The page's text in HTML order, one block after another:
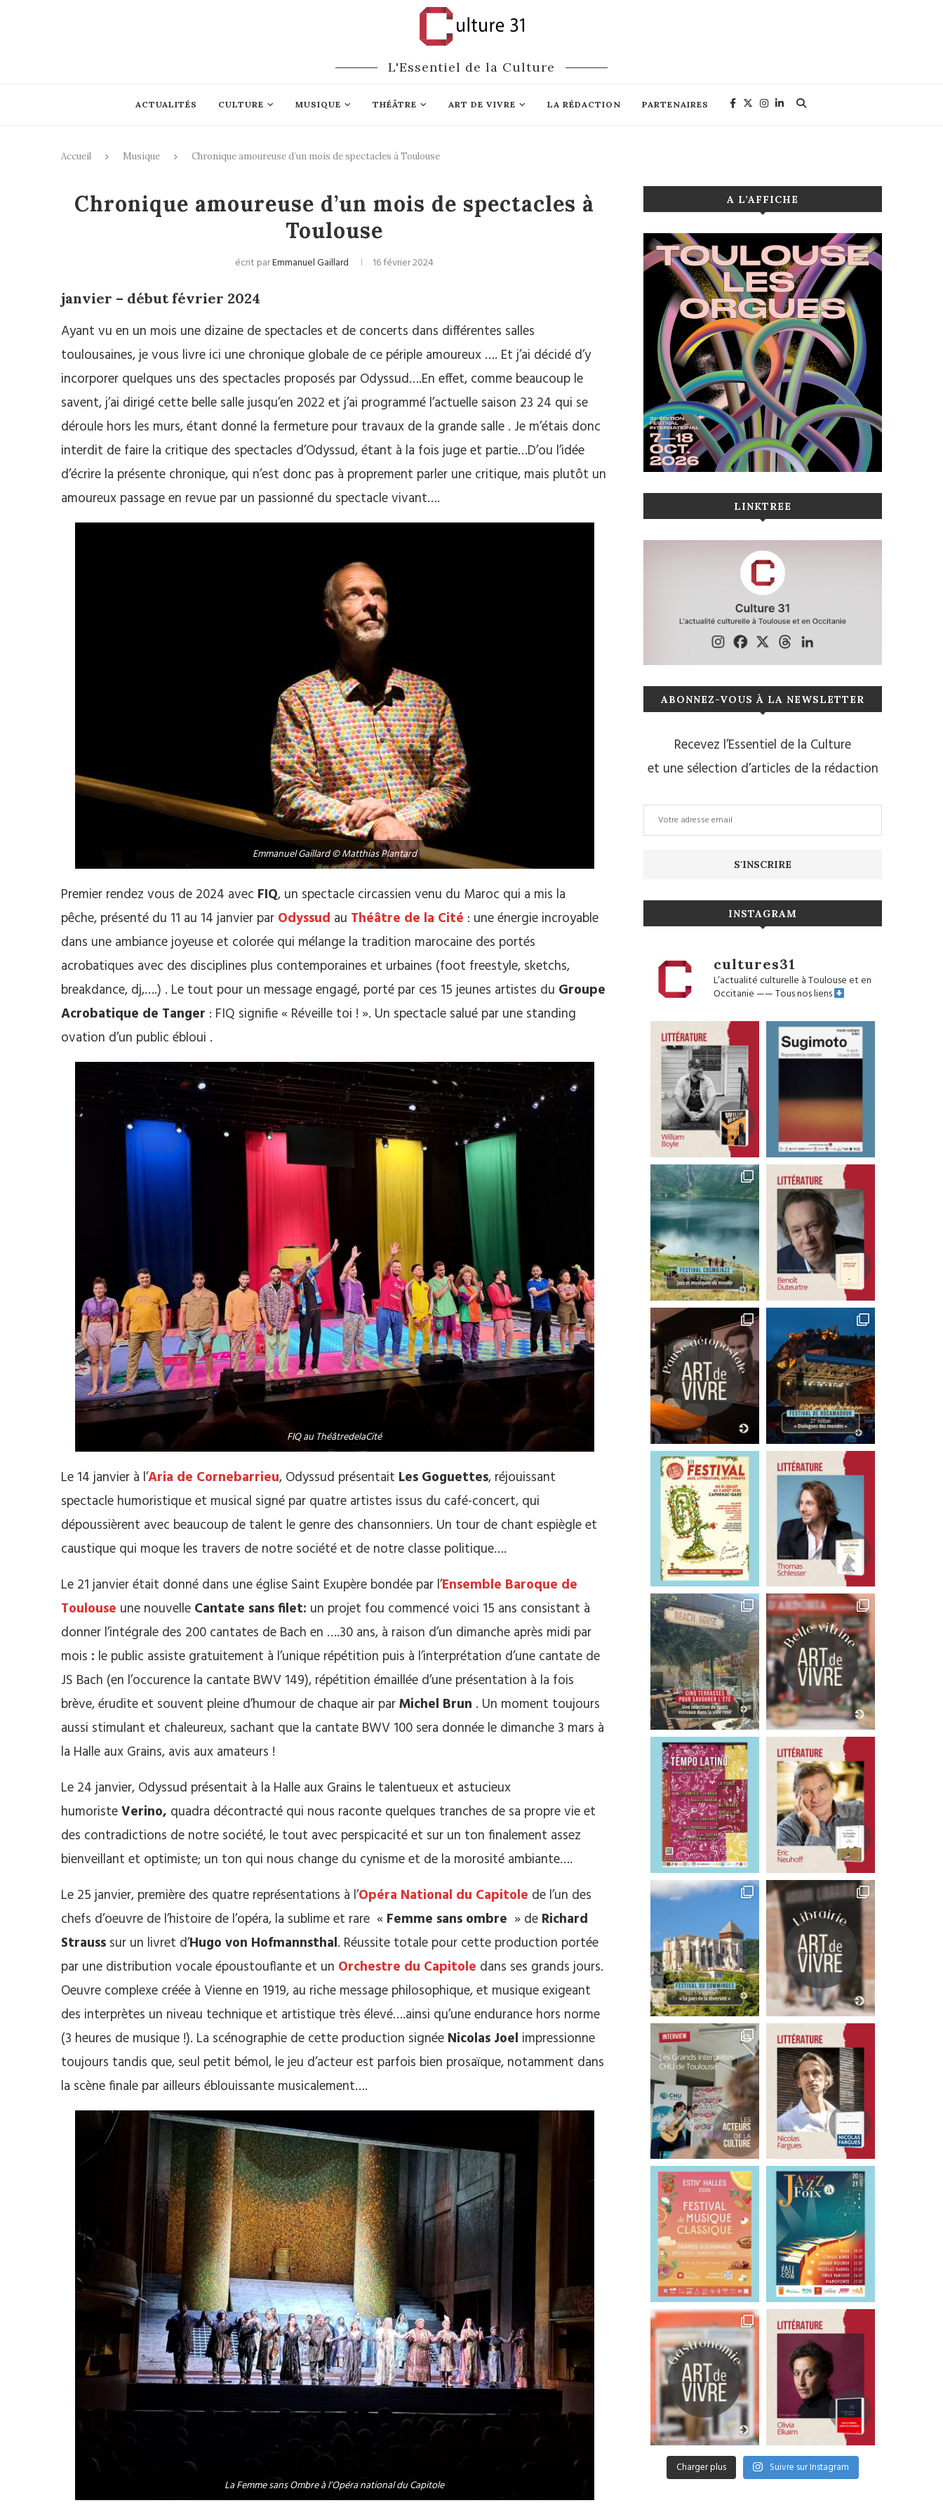
L'Essentiel de la Culture
ACTUALITÉS CULTURE MUSIQUE THÉÂTRE ART DE VIVRE LA RÉDACTION PARTENAIRES
Accueil Musique Chronique amoureuse d’un mois de spectacles à Toulouse
Chronique amoureuse d’un mois de spectacles à
Toulouse
écrit parEmmanuel Gaillard 16 février 2024
janvier – début février 2024
Ayant vu en un mois une dizaine de spectacles et de concerts dans différentes salles
toulousaines, je vous livre ici une chronique globale de ce périple amoureux …. Et j’ai décidé d’y
incorporer quelques uns des spectacles proposés par Odyssud….En effet, comme beaucoup le
savent, j’ai dirigé cette belle salle jusqu’en 2022 et j’ai programmé l’actuelle saison 23 24 qui se
déroule hors les murs, étant donné la fermeture pour travaux de la grande salle . Je m’étais donc
interdit de faire la critique des spectacles d’Odyssud, étant à la fois juge et partie…D’ou l’idée
d’écrire la présente chronique, qui n’est donc pas à proprement parler une critique, mais plutôt un
amoureux passage en revue par un passionné du spectacle vivant….
Emmanuel Gaillard © Matthias Plantard
Premier rendez vous de 2024 avec FIQ, un spectacle circassien venu du Maroc qui a mis la
pêche, présenté du 11 au 14 janvier par Odyssud au Théâtre de la Cité : une énergie incroyable
dans une ambiance joyeuse et colorée qui mélange la tradition marocaine des portés
acrobatiques avec des disciplines plus contemporaines et urbaines (foot freestyle, sketchs,
breakdance, dj,….) . Le tout pour un message engagé, porté par ces 15 jeunes artistes du Groupe
Acrobatique de Tanger : FIQ signifie « Réveille toi ! ». Un spectacle salué par une standing
ovation d’un public ébloui .
FIQ au ThéâtredelaCité
Le 14 janvier à l’Aria de Cornebarrieu, Odyssud présentait Les Goguettes, réjouissant
spectacle humoristique et musical signé par quatre artistes issus du café-concert, qui
dépoussièrent avec beaucoup de talent le genre des chansonniers. Un tour de chant espiègle et
caustique qui moque les travers de notre société et de notre classe politique….
Le 21 janvier était donné dans une église Saint Exupère bondée par l’Ensemble Baroque de
Toulouse une nouvelle Cantate sans filet: un projet fou commencé voici 15 ans consistant à
donner l’intégrale des 200 cantates de Bach en ….30 ans, à raison d’un dimanche après midi par
mois : le public assiste gratuitement à l’unique répétition puis à l’interprétation d’une cantate de
JS Bach (en l’occurence la cantate BWV 149), répétition émaillée d’une présentation à la fois
brève, érudite et souvent pleine d’humour de chaque air parMichel Brun . Un moment toujours
aussi stimulant et chaleureux, sachant que la cantate BWV 100 sera donnée le dimanche 3 mars à
la Halle aux Grains, avis aux amateurs !
Le 24 janvier, Odyssud présentait à la Halle aux Grains le talentueux et astucieux
humoristeVerino, quadra décontracté qui nous raconte quelques tranches de sa propre vie et
des contradictions de notre société, le tout avec perspicacité et sur un ton finalement assez
bienveillant et optimiste; un ton qui nous change du cynisme et de la morosité ambiante….
Le 25 janvier, première des quatre représentations à l’Opéra National du Capitole de l’un des
chefs d’oeuvre de l’histoire de l’opéra, la sublime et rare « Femme sans ombre » de Richard
Strauss sur un livret d’Hugo von Hofmannsthal. Réussite totale pour cette production portée
par une distribution vocale époustouflante et un Orchestre du Capitole dans ses grands jours.
Oeuvre complexe créée à Vienne en 1919, au riche message philosophique, et musique exigeant
des interprètes un niveau technique et artistique très élevé….ainsi qu’une endurance hors norme
(3 heures de musique !). La scénographie de cette production signée Nicolas Joel impressionne
toujours tandis que, seul petit bémol, le jeu d’acteur est parfois bien prosaïque, notamment dans
la scène finale par ailleurs éblouissante musicalement….
La Femme sans Ombre à l’Opéra national du Capitole
A L’AFFICHE
LINKTREE
ABONNEZ-VOUS À LA NEWSLETTER
Recevez l’Essentiel de la Culture
et une sélection d’articles de la rédaction
INSTAGRAM
cultures31
L’actualité culturelle à Toulouse et en
Occitanie——Tous nos liens
Charger plus Suivre sur Instagram